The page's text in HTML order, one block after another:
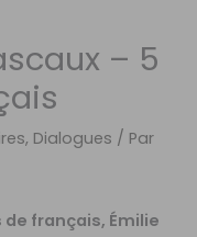
– 5
Dialogues / Par
français, Émilie